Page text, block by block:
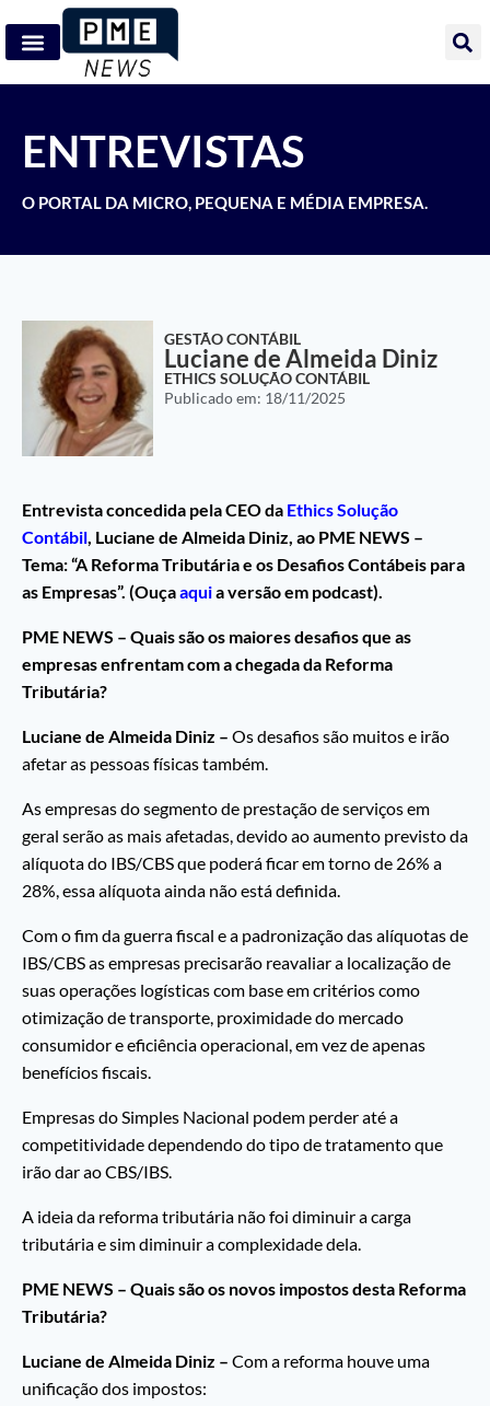
ENTREVISTAS
O PORTAL DA MICRO, PEQUENA E MÉDIA EMPRESA.
GESTÃO CONTÁBIL
Luciane de Almeida Diniz
ETHICS SOLUÇÃO CONTÁBIL
Publicado em: 18/11/2025
Entrevista concedida pela CEO da Ethics Solução
Contábil, Luciane de Almeida Diniz, ao PME NEWS –
Tema: “A Reforma Tributária e os Desafios Contábeis para
as Empresas”. (Ouçaaquia versão em podcast).
PME NEWS – Quais são os maiores desafios que as
empresas enfrentam com a chegada da Reforma
Tributária?
Luciane de Almeida Diniz – Os desafios são muitos e irão
afetar as pessoas físicas também.
As empresas do segmento de prestação de serviços em
geral serão as mais afetadas, devido ao aumento previsto da
alíquota do IBS/CBS que poderá ficar em torno de 26% a
28%, essa alíquota ainda não está definida.
Com o fim da guerra fiscal e a padronização das alíquotas de
IBS/CBS as empresas precisarão reavaliar a localização de
suas operações logísticas com base em critérios como
otimização de transporte, proximidade do mercado
consumidor e eficiência operacional, em vez de apenas
benefícios fiscais.
Empresas do Simples Nacional podem perder até a
competitividade dependendo do tipo de tratamento que
irão dar ao CBS/IBS.
A ideia da reforma tributária não foi diminuir a carga
tributária e sim diminuir a complexidade dela.
PME NEWS – Quais são os novos impostos desta Reforma
Tributária?
Luciane de Almeida Diniz – Com a reforma houve uma
unificação dos impostos: